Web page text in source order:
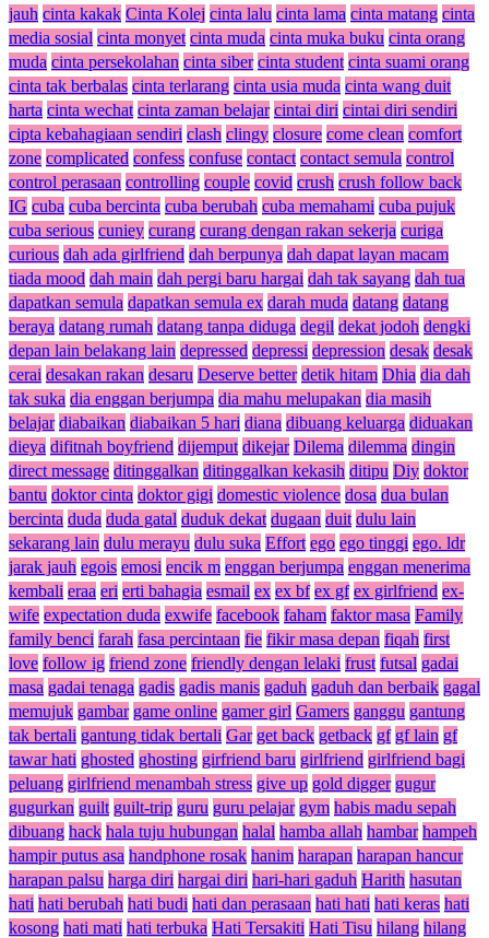
jauh cinta kakak Cinta Kolej cinta lalu cinta lama cinta matang cinta
media sosial cinta monyet cinta muda cinta muka buku cinta orang
muda cinta persekolahan cinta siber cinta student cinta suami orang
cinta tak berbalas cinta terlarang cinta usia muda cinta wang duit
harta cinta wechat cinta zaman belajar cintai diri cintai diri sendiri
cipta kebahagiaan sendiri clash clingy closure come clean comfort
zone complicated confess confuse contact contact semula control
control perasaan controlling couple covid crush crush follow back
IG cuba cuba bercinta cuba berubah cuba memahami cuba pujuk
cuba serious cuniey curang curang dengan rakan sekerja curiga
curious dah ada girlfriend dah berpunya dah dapat layan macam
tiada mood dah main dah pergi baru hargai dah tak sayang dah tua
dapatkan semula dapatkan semula ex darah muda datang datang
beraya datang rumah datang tanpa diduga degil dekat jodoh dengki
depan lain belakang lain depressed depressi depression desak desak
cerai desakan rakan desaru Deserve better detik hitam Dhia dia dah
tak suka dia enggan berjumpa dia mahu melupakan dia masih
belajar diabaikan diabaikan 5 hari diana dibuang keluarga diduakan
dieya difitnah boyfriend dijemput dikejar Dilema dilemma dingin
direct message ditinggalkan ditinggalkan kekasih ditipu Diy doktor
bantu doktor cinta doktor gigi domestic violence dosa dua bulan
bercinta duda duda gatal duduk dekat dugaan duit dulu lain
sekarang lain dulu merayu dulu suka Effort ego ego tinggi ego. ldr
jarak jauh egois emosi encik m enggan berjumpa enggan menerima
kembali eraa eri erti bahagia esmail ex ex bf ex gf ex girlfriend ex-
wife expectation duda exwife facebook faham faktor masa Family
family benci farah fasa percintaan fie fikir masa depan fiqah first
love follow ig friend zone friendly dengan lelaki frust futsal gadai
masa gadai tenaga gadis gadis manis gaduh gaduh dan berbaik gagal
memujuk gambar game online gamer girl Gamers ganggu gantung
tak bertali gantung tidak bertali Gar get back getback gf gf lain gf
tawar hati ghosted ghosting girfriend baru girlfriend girlfriend bagi
peluang girlfriend menambah stress give up gold digger gugur
gugurkan guilt guilt-trip guru guru pelajar gym habis madu sepah
dibuang hack hala tuju hubungan halal hamba allah hambar hampeh
hampir putus asa handphone rosak hanim harapan harapan hancur
harapan palsu harga diri hargai diri hari-hari gaduh Harith hasutan
hati hati berubah hati budi hati dan perasaan hati hati hati keras hati
kosong hati mati hati terbuka Hati Tersakiti Hati Tisu hilang hilang